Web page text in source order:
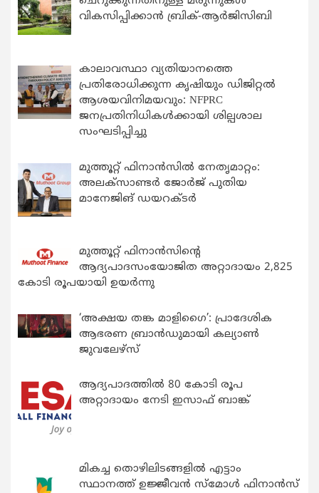
വികസിപ്പിക്കാന്‍ ബ്രിക്-ആര്‍ജിസിബി
കാലാവസ്ഥാ വ്യതിയാനത്തെ
പ്രതിരോധിക്കുന്ന കൃഷിയും ഡിജിറ്റൽ
ആശയവിനിമയവും: NFPRC
ജനപ്രതിനിധികൾക്കായി ശില്പശാല
സംഘടിപ്പിച്ചു
മുത്തൂറ്റ് ഫിനാൻസിൽ നേതൃമാറ്റം:
അലക്സാണ്ടർ ജോർജ് പുതിയ
മാനേജിങ് ഡയറക്ടർ
മുത്തൂറ്റ് ഫിനാൻസിന്റെ
ആദ്യപാദസംയോജിത അറ്റാദായം 2,825
കോടി രൂപയായി ഉയർന്നു
‘അക്ഷയ തങ്ക മാളിഗൈ’: പ്രാദേശിക
ആഭരണ ബ്രാന്‍ഡുമായി കല്യാണ്‍
ജുവലേഴ്‌സ്
ആദ്യപാദത്തിൽ 80 കോടി രൂപ
അറ്റാദായം നേടി ഇസാഫ് ബാങ്ക്
മികച്ച തൊഴിലിടങ്ങളിൽ എട്ടാം
സ്ഥാനത്ത് ഉജ്ജീവൻ സ്മോൾ ഫിനാൻസ്